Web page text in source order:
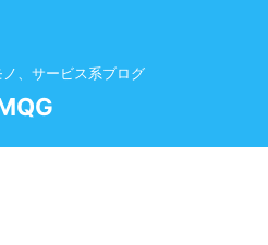
、サービス系ブログ